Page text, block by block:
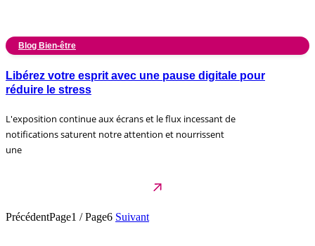
Blog Bien-être
Libérez votre esprit avec une pause digitale pour
réduire le stress
L'exposition continue aux écrans et le flux incessant de
notifications saturent notre attention et nourrissent
une
PrécédentPage1 / Page6 Suivant